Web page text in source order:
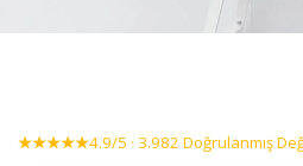
★★★★★4.9/5 · 3.982 Doğrulanmış